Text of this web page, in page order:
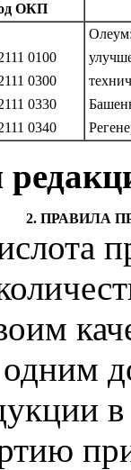
ОКП
0100
0300
0330
0340
2. ПРАВИЛА